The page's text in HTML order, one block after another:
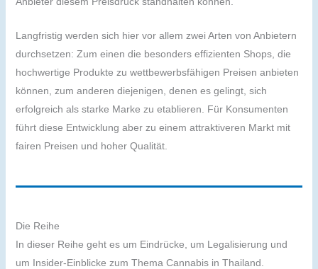
Langfristig werden sich hier vor allem zwei Arten von Anbietern
durchsetzen: Zum einen die besonders effizienten Shops, die
hochwertige Produkte zu wettbewerbsfähigen Preisen anbieten
können, zum anderen diejenigen, denen es gelingt, sich
erfolgreich als starke Marke zu etablieren. Für Konsumenten
führt diese Entwicklung aber zu einem attraktiveren Markt mit
fairen Preisen und hoher Qualität.
Die Reihe
In dieser Reihe geht es um Eindrücke, um Legalisierung und
um Insider-Einblicke zum Thema Cannabis in Thailand.